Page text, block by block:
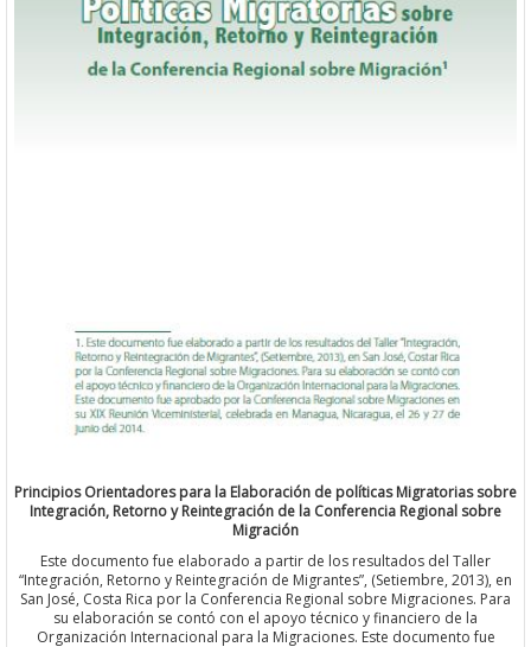
Principios Orientadores para la Elaboración de políticas Migratorias sobre
Integración, Retorno y Reintegración de la Conferencia Regional sobre
Migración
Este documento fue elaborado a partir de los resultados del Taller
“Integración, Retorno y Reintegración de Migrantes”, (Setiembre, 2013), en
San José, Costa Rica por la Conferencia Regional sobre Migraciones. Para
su elaboración se contó con el apoyo técnico y financiero de la
Organización Internacional para la Migraciones. Este documento fue